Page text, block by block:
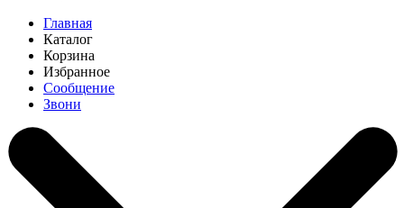
Главная
Каталог
Корзина
Избранное
Сообщение
Звони